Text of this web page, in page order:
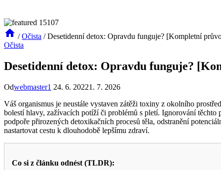
/ Očista / Desetidenní detox: Opravdu funguje? [Kompletní
Očista
Desetidenní detox: Opravdu funguje?
Odwebmaster1 24. 6. 20221. 7. 2026
Váš organismus je neustále vystaven zátěži toxiny z okolního
bolestí hlavy, zažívacích potíží či problémů s pletí. Ignorování
podpoře přirozených detoxikačních procesů těla, odstranění
nastartovat cestu k dlouhodobě lepšímu zdraví.
Co si z článku odnést (TLDR):